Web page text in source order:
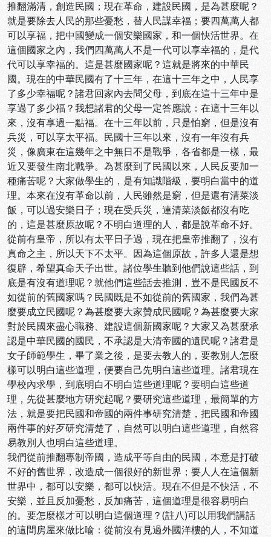
推翻滿清，創造民國；現在革命，建設民國，是為甚麼呢？
就是要除去人民的那些憂愁，替人民謀幸福；要四萬萬人都
可以享福，把中國變成一個安樂國家，和一個快活世界。在
這個國家之內，我們四萬萬人不是一代可以享幸福的，是代
代可以享幸福的。這是甚麼國家呢？這就是將來的中華民
國。現在的中華民國有了十三年，在這十三年之中，人民享
了多少幸福呢？諸君回家內去問父母，到底在這十三年中是
享過了多少福？我想諸君的父母一定答應說：在這十三年以
來，沒有享過一點福。在十三年以前，只是怕窮，但是沒有
兵災，可以享太平福。民國十三年以來，沒有一年沒有兵
災，像廣東在這幾年之中無日不是戰爭，各省都是一樣，最
近又要發生南北戰爭。為甚麼到了民國以來，人民反要加一
種痛苦呢？大家做學生的，是有知識階級，要明白當中的道
理。本來在沒有革命以前，人民雖然是窮，但是還有清菜淡
飯，可以過安樂日子；現在受兵災，連清菜淡飯都沒有吃
的，這是甚麼原故呢？不明白道理的人，都是說革命不好。
從前有皇帝，所以有太平日子過，現在把皇帝推翻了，沒有
真命之主，所以天下不太平。因為這個原故，許多人還是想
復辟，希望真命天子出世。諸位學生聽到他們說這些話，到
底是有沒有道理呢？就他們這些話去推測，豈不是民國反不
如從前的舊國家嗎？民國既是不如從前的舊國家，我們為甚
麼要成立民國呢？為甚麼要大家贊成民國呢？為甚麼要大家
對於民國來盡心職務、建設這個新國家呢？大家又為甚麼承
認是中華民國的國民，不承認是大清帝國的遺民呢？諸君是
女子師範學生，畢了業之後，是要去教人的，要教別人怎麼
樣可以明白這些道理，便要自己先明白這些道理。諸君現在
學校內求學，到底明白不明白這些道理呢？要明白這些道
理，先從甚麼地方研究起呢？要研究這些道理，最簡單的方
法，就是要把民國和帝國的兩件事研究清楚，把民國和帝國
兩件事的好歹研究清楚了，自然可以明白這些道理，自然容
易教別人也明白這些道理。
我們從前推翻專制帝國，造成平等自由的民國，本意是打破
不好的舊世界，改造成一個很好的新世界；要人人在這個新
世界中，都可以安樂，都可以快活。現在不但是不快活，不
安樂，並且反加憂愁，反加痛苦，這個道理是很容易明白
的。要怎麼樣才可以明白這個道理？(註八)可以用我們講話
的這間房屋來做比喻：從前沒有見過外國洋樓的人，不知道